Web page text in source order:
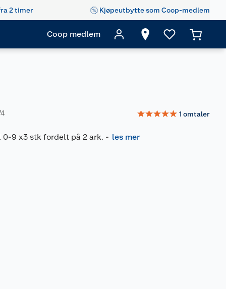
2 timer Kjøpeutbytte som Coop-medlem
Coop medlem
☆☆☆☆☆ 1 omtaler
9 x3 stk fordelt på 2 ark. - les mer